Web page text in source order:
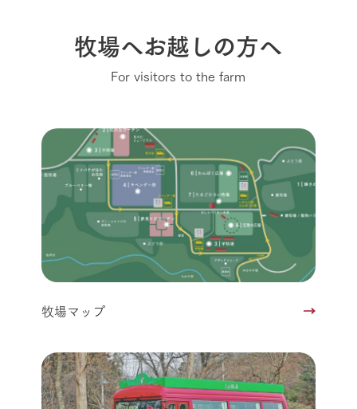
牧場へお越しの方へ
For visitors to the farm
牧場マップ